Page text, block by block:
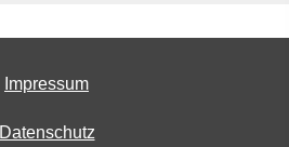
Impressum
Datenschutz